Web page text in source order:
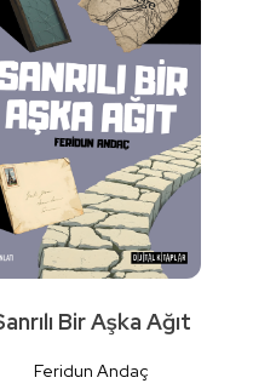
Bir Aşka Ağıt
Feridun Andaç